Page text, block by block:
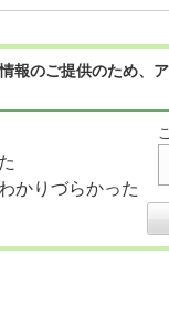
情報のご提供のため
かりづらかった